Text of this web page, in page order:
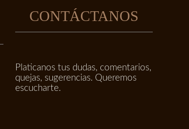
CONTÁCTANOS
Platicanos tus dudas, comentarios,
quejas, sugerencias. Queremos
escucharte.